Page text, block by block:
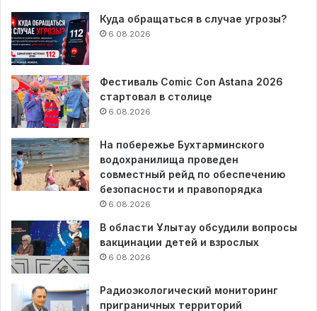
Куда обращаться в случае угрозы?
6.08.2026
Фестиваль Comic Con Astana 2026
стартовал в столице
6.08.2026
На побережье Бухтарминского
водохранилища проведен
совместный рейд по обеспечению
безопасности и правопорядка
6.08.2026
В области Ұлытау обсудили вопросы
вакцинации детей и взрослых
6.08.2026
Радиоэкологический мониторинг
приграничных территорий